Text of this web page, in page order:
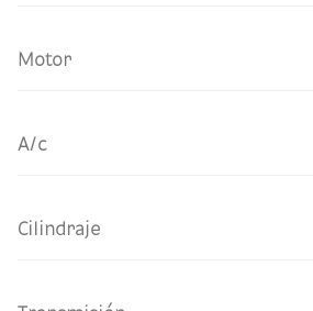
Motor
A/c
Cilindraje